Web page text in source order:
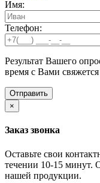
Имя:
Телефон:
Результат Вашего
время с Вами
×
Заказ звонка
Оставьте свои
течении 10-15 минут.
нашей продукции.